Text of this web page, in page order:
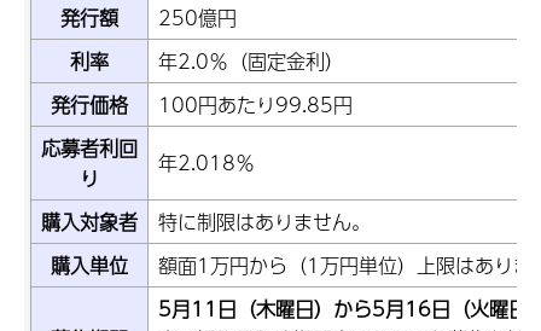
発行額
250億円
利率
年2.0％（固定金利）
発行価格
100円あたり99.85円
応募者利回
り
年2.018％
購入対象者
特に制限はありません。
購入単位
額面1万円から（1万円単位）上限はありま
5月11日（木曜日）から5月16日（火曜日